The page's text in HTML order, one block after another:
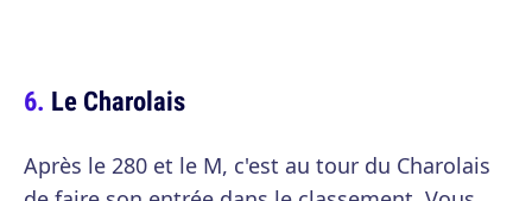
Le Charolais
Après le 280 et le M, c'est au tour du Charolais